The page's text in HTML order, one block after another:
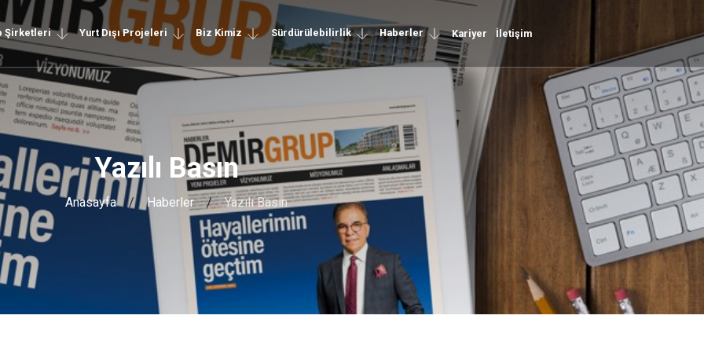
Şirketleri Yurt Dışı Projeleri Biz Kimiz Sürdürülebilirlik Haberler Kariyer İletişim
Yazılı Basın
Anasayfa Haberler Yazılı Basın